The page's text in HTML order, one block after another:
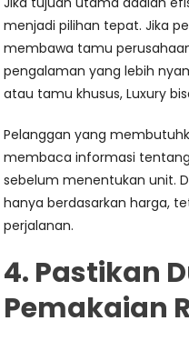
menjadi pilihan tepat. Jika
membawa tamu
pengalaman yang lebih
atau tamu khusus, Luxury
Pelanggan yang
membaca informasi
sebelum menentukan unit.
hanya berdasarkan harga,
perjalanan.
4. Pastikan
Pemakaian